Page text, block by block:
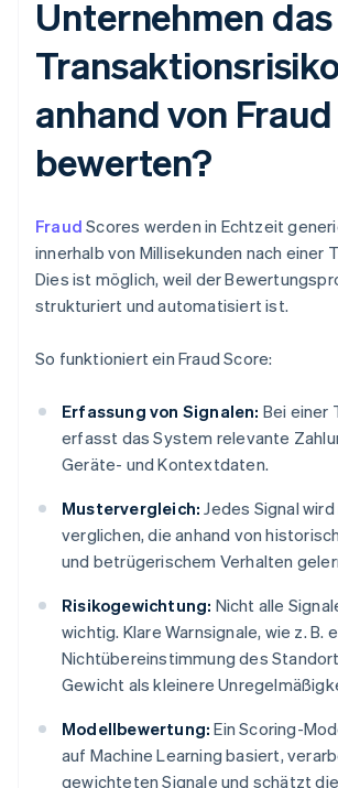
Unternehmen das
anhand von
bewerten?
Fraud Scores werden in Echtzeit
innerhalb von Millisekunden nach einer
Dies ist möglich, weil der
strukturiert und automatisiert ist.
So funktioniert ein Fraud Score:
Erfassung von Signalen: Bei einer
erfasst das System relevante
Geräte- und Kontextdaten.
Mustervergleich: Jedes Signal
verglichen, die anhand von
und betrügerischem Verhalten
Risikogewichtung: Nicht alle
wichtig. Klare Warnsignale, wie z. B.
Nichtübereinstimmung des
Gewicht als kleinere
Modellbewertung: Ein Scoring-
auf Machine Learning basiert,
gewichteten Signale und schätzt die